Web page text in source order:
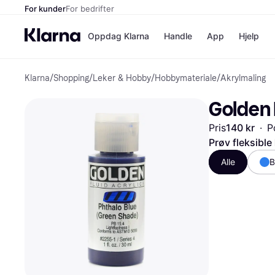
For kunderFor bedrifter
Oppdag Klarna
Betal nå
Betal i 3
Betal innen
Finansiering
Vipps
Handle
Butikker
App Hjelp
Klarna/Shopping/Leker & Hobby/Hobbymateriale/Akrylmaling
Golden
Pris140 kr ·
Prøv
Alle